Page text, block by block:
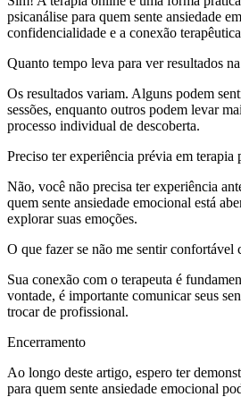
psicanálise para quem sente ansiedade
confidencialidade e a conexão
Quanto tempo leva para ver resultados
Os resultados variam. Alguns podem
sessões, enquanto outros podem levar
processo individual de descoberta.
Preciso ter experiência prévia em terapia
Não, você não precisa ter experiência
quem sente ansiedade emocional está
explorar suas emoções.
O que fazer se não me sentir confortável
Sua conexão com o terapeuta é
vontade, é importante comunicar seus
trocar de profissional.
Encerramento
Ao longo deste artigo, espero ter
para quem sente ansiedade emocional